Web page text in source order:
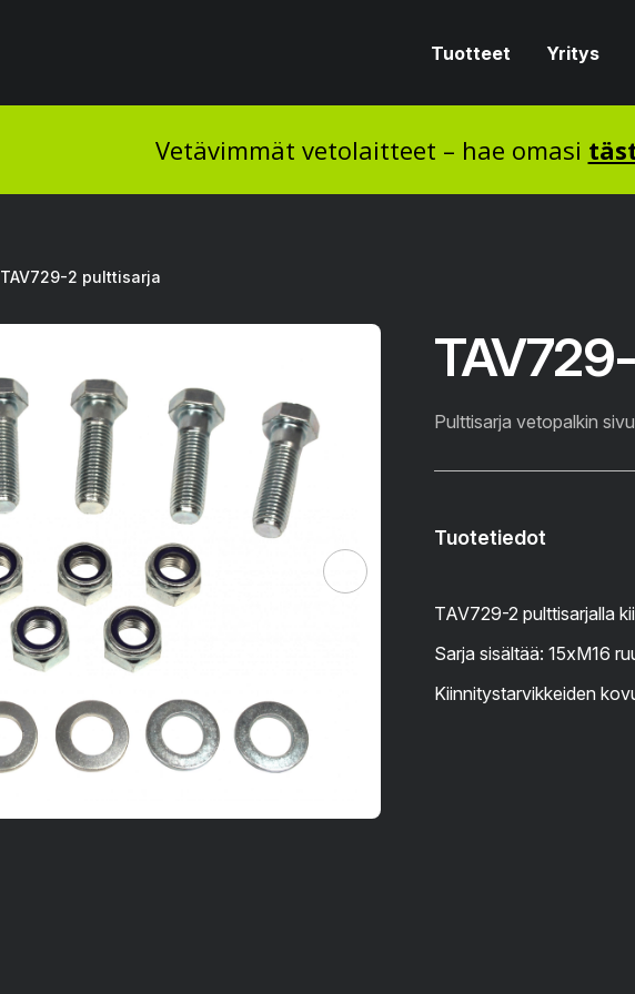
Tuotteet Yritys
Vetävimmät vetolaitteet – hae omasi
TAV729-2 pulttisarja
Pulttisarja vetopalkin
Tuotetiedot
TAV729-2 pulttisarjalla
Sarja sisältää: 15xM16
Kiinnitystarvikkeiden